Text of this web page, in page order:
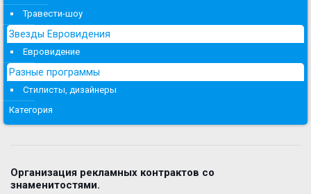
Травести-шоу
Звезды Евровидения
Евровидение
Разные программы
Стилисты, дизайнеры
Категория
Организация рекламных контрактов со
знаменитостями.